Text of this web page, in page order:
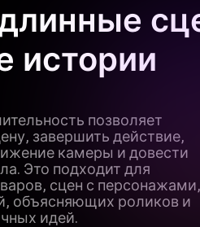
истории
позволяет
завершить действие,
камеры и довести
Это подходит для
сцен с персонажами,
объясняющих роликов и
идей.